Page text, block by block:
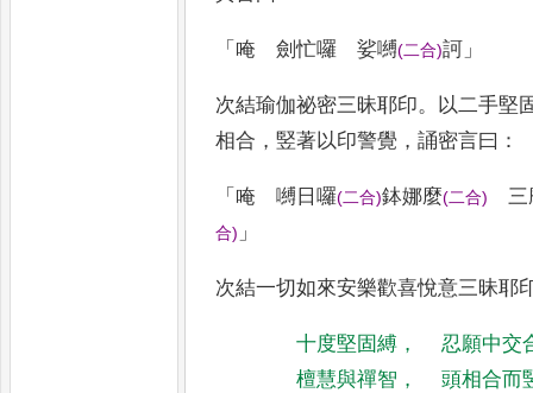
「 唵 劍忙囉 娑嚩(二合)訶 」
次結瑜伽祕密三昧耶印。 以二手堅
相合 ，竪著以印警覺 ，誦密言曰 ：
「 唵 嚩日囉(二合)鉢娜麼(二合) 三
合) 」
次結一切如來安樂歡喜悅意三昧耶
十度堅固縛 ，
忍願中交
檀慧與禪智 ， 頭相合而